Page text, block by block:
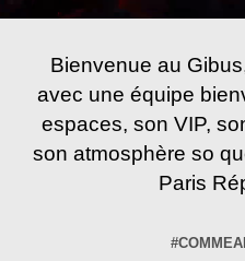
Bienvenue au
avec une équipe
espaces, son VIP,
son atmosphère so
Paris